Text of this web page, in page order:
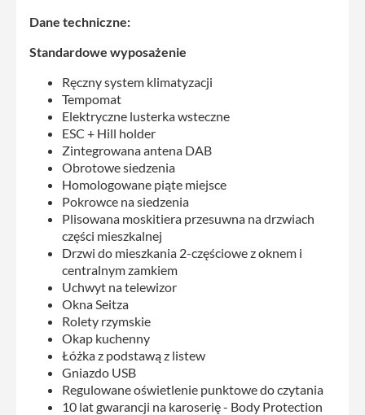
Dane techniczne:
Standardowe wyposażenie
Ręczny system klimatyzacji
Tempomat
Elektryczne lusterka wsteczne
ESC + Hill holder
Zintegrowana antena DAB
Obrotowe siedzenia
Homologowane piąte miejsce
Pokrowce na siedzenia
Plisowana moskitiera przesuwna na drzwiach
części mieszkalnej
Drzwi do mieszkania 2-częściowe z oknem i
centralnym zamkiem
Uchwyt na telewizor
Okna Seitza
Rolety rzymskie
Okap kuchenny
Łóżka z podstawą z listew
Gniazdo USB
Regulowane oświetlenie punktowe do czytania
10 lat gwarancji na karoserię - Body Protection